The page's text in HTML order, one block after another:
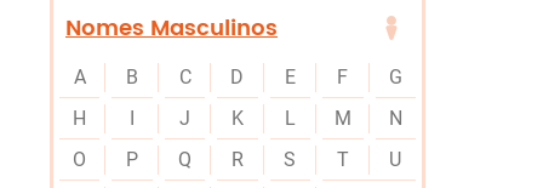
Nomes Masculinos
A B C D E F
G
H
I J K L M
N
O
P Q R S T
U